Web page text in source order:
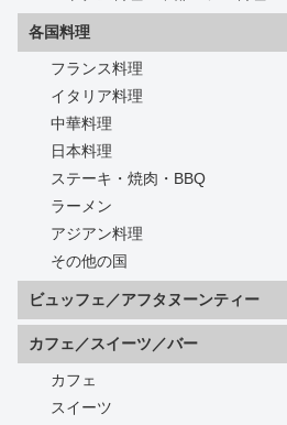
各国料理
フランス料理
イタリア料理
中華料理
日本料理
ステーキ・焼肉・BBQ
ラーメン
アジアン料理
その他の国
ビュッフェ／アフタヌーンティー
カフェ／スイーツ／バー
カフェ
スイーツ